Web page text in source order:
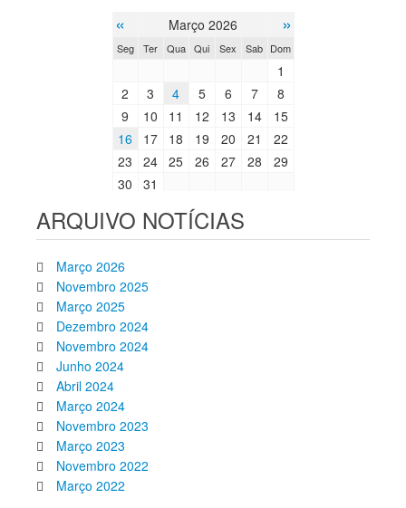
« Março 2026 »
Seg Ter Qua Qui Sex Sab Dom
1
2
3 4 5 6 7
8
9
10 11 12 13 14
15
16
17 18 19 20 21
22
23
24 25 26 27 28
29
30
31
ARQUIVO NOTÍCIAS
Março 2026
Novembro 2025
Março 2025
Dezembro 2024
Novembro 2024
Junho 2024
Abril 2024
Março 2024
Novembro 2023
Março 2023
Novembro 2022
Março 2022